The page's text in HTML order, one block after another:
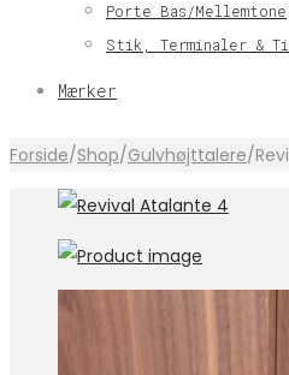
Porte Bas/Mellemtone
Stik, Terminaler &
Mærker
Forside/Shop/Gulvhøjttalere/